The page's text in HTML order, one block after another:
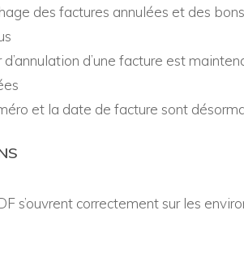
des factures annulées et des
d’annulation d’une facture est
et la date de facture sont
s’ouvrent correctement sur les